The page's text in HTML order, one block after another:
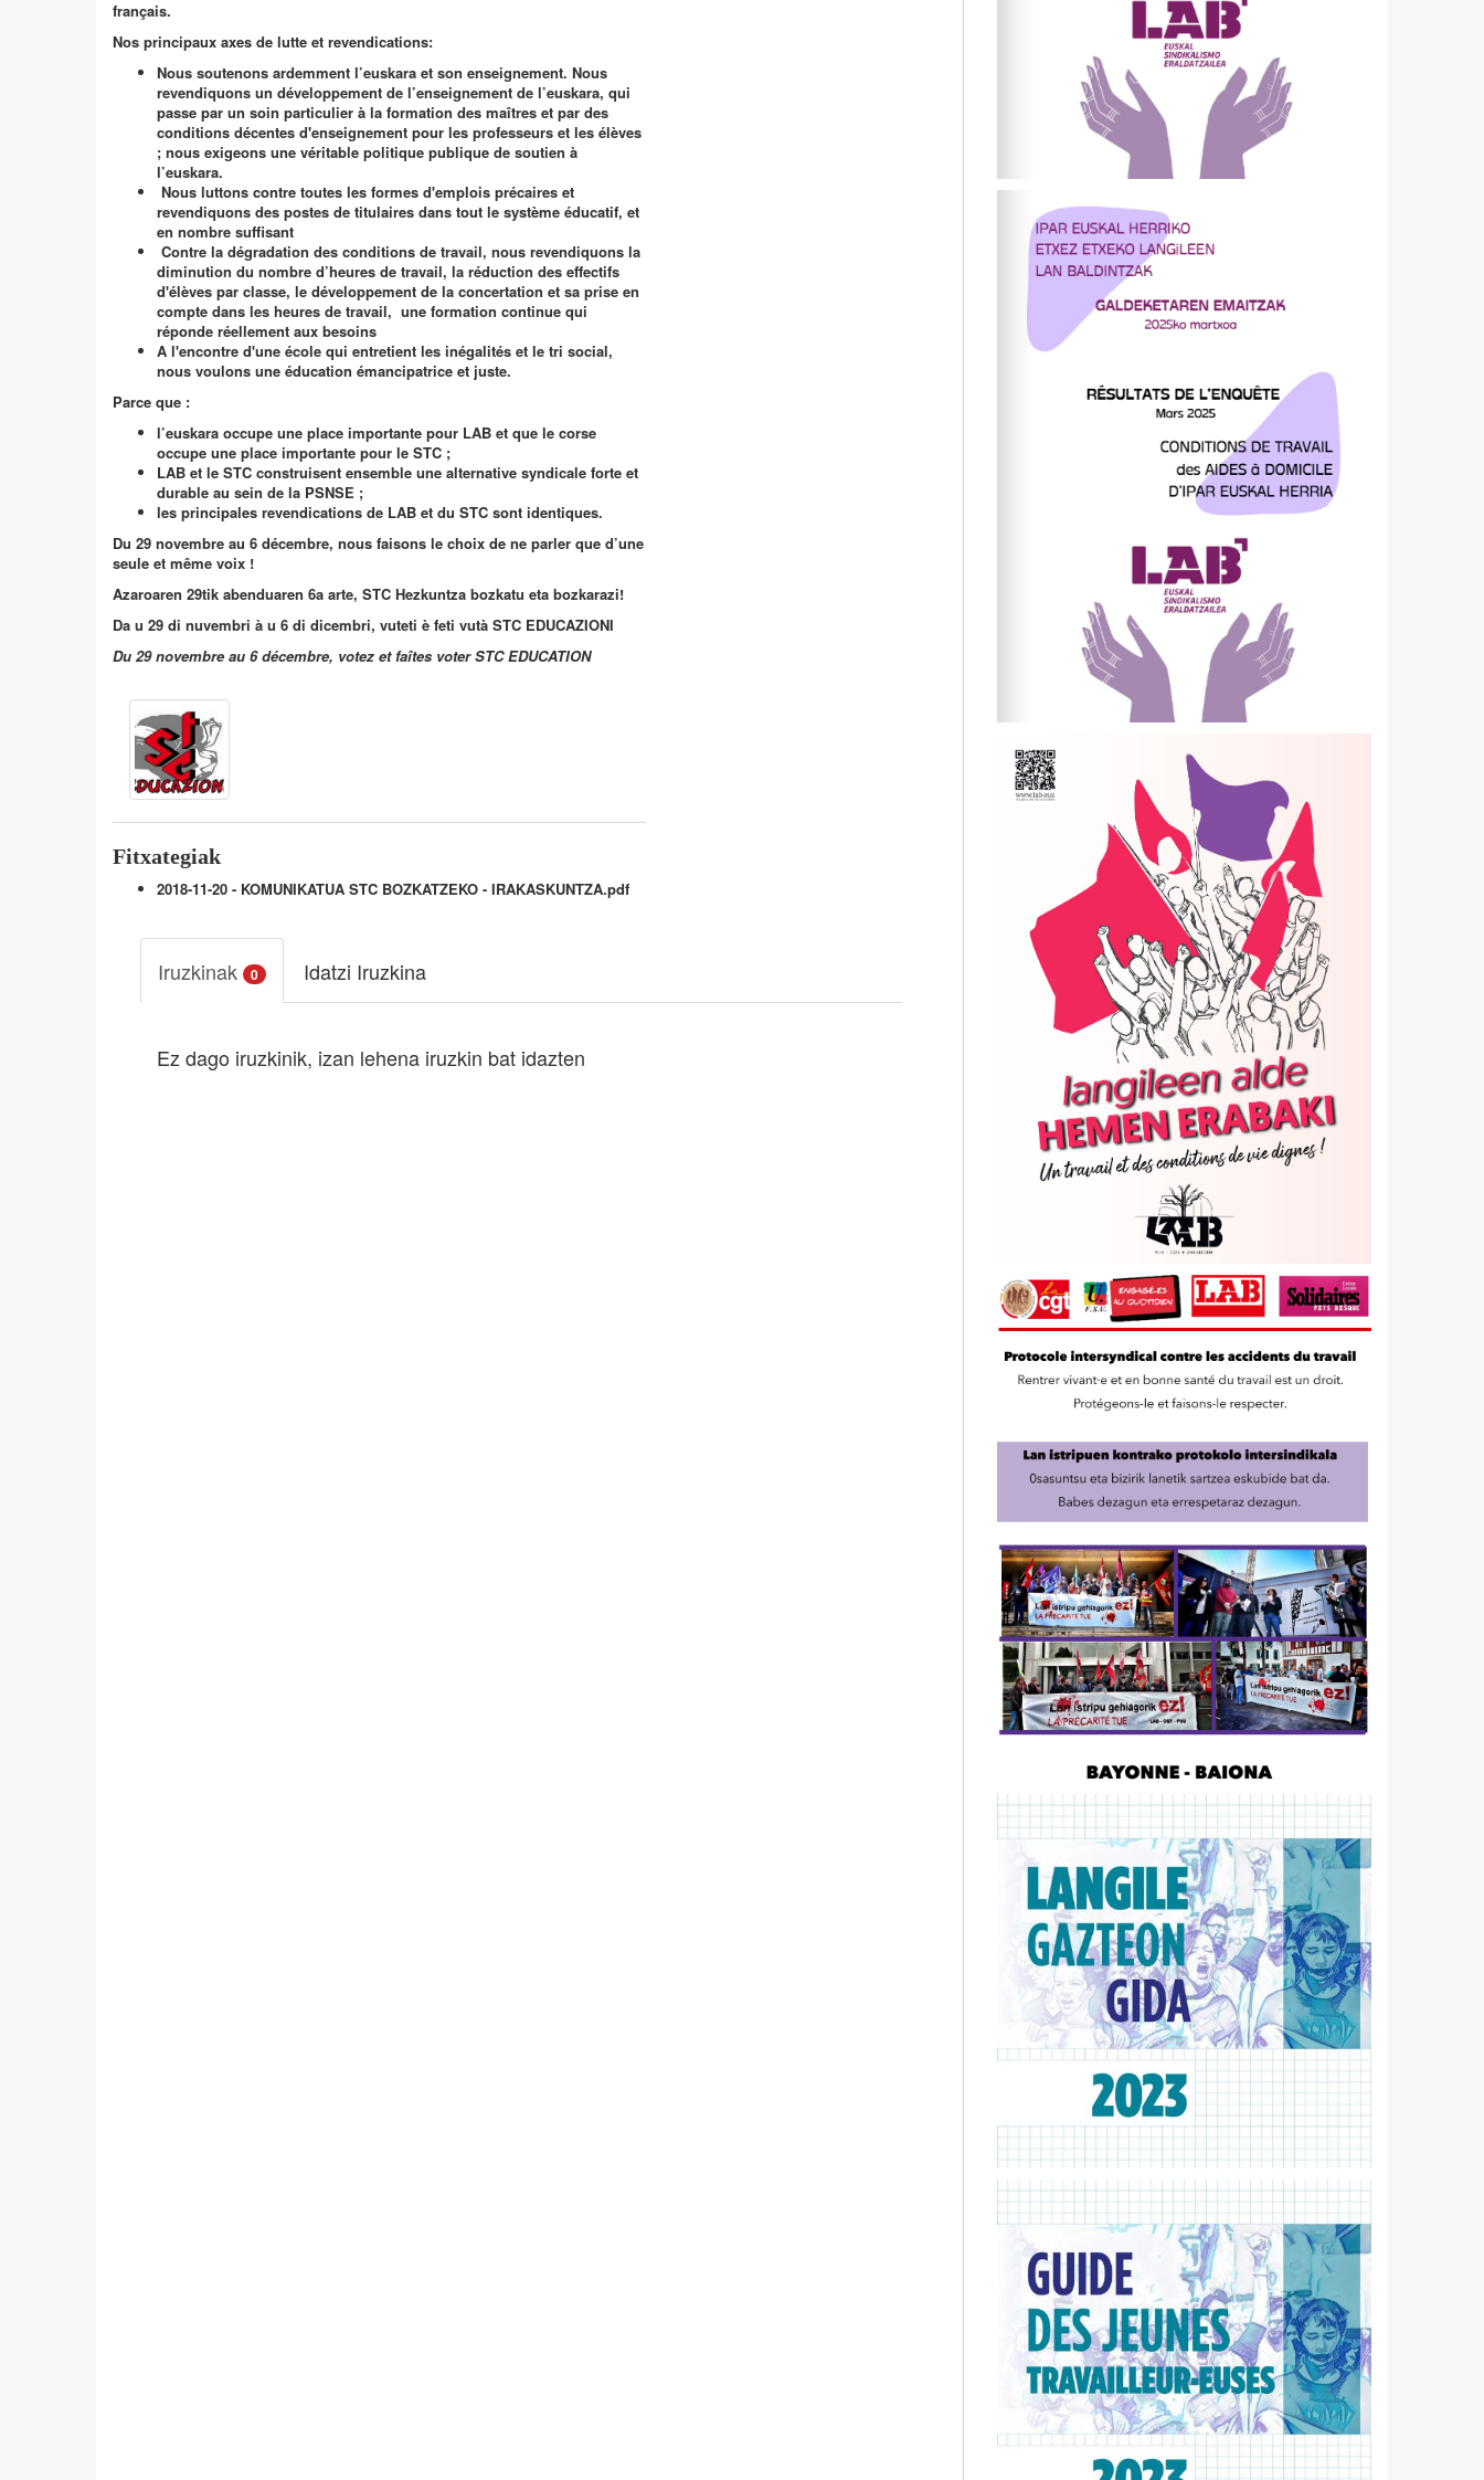
français.
Nos principaux axes de lutte et revendications:
Nous soutenons ardemment l’euskara et son enseignement. Nous
revendiquons un développement de l’enseignement de l’euskara, qui
passe par un soin particulier à la formation des maîtres et par des
conditions décentes d'enseignement pour les professeurs et les élèves
; nous exigeons une véritable politique publique de soutien à
l’euskara.
Nous luttons contre toutes les formes d'emplois précaires et
revendiquons des postes de titulaires dans tout le système éducatif, et
en nombre suffisant
Contre la dégradation des conditions de travail, nous revendiquons la
diminution du nombre d’heures de travail, la réduction des effectifs
d'élèves par classe, le développement de la concertation et sa prise en
compte dans les heures de travail, une formation continue qui
réponde réellement aux besoins
A l'encontre d'une école qui entretient les inégalités et le tri social,
nous voulons une éducation émancipatrice et juste.
Parce que :
l’euskara occupe une place importante pour LAB et que le corse
occupe une place importante pour le STC ;
LAB et le STC construisent ensemble une alternative syndicale forte et
durable au sein de la PSNSE ;
les principales revendications de LAB et du STC sont identiques.
Du 29 novembre au 6 décembre, nous faisons le choix de ne parler que d’une
seule et même voix !
Azaroaren 29tik abenduaren 6a arte, STC Hezkuntza bozkatu eta bozkarazi!
Da u 29 di nuvembri à u 6 di dicembri, vuteti è feti vutà STC EDUCAZIONI
Du 29 novembre au 6 décembre, votez et faîtes voter STC EDUCATION
Fitxategiak
2018-11-20 - KOMUNIKATUA STC BOZKATZEKO - IRAKASKUNTZA.pdf
Iruzkinak 0 Idatzi Iruzkina
Ez dago iruzkinik, izan lehena iruzkin bat idazten